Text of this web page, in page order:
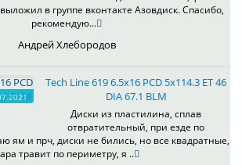
в группе вконтакте Азовдиск. Спасибо,
рекомендую...
Андрей Хлебородов
Tech Line 619 6.5x16 PCD 5x114.3 ET 46
DIA 67.1 BLM
Диски из пластилина, сплав
отвратительный, при езде по
ям и прч, диски не бились, но все квадратные,
травит по периметру, я ..